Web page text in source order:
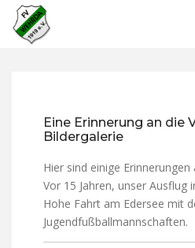
Eine Erinnerung an die
Bildergalerie
Hier sind einige
Vor 15 Jahren, unser Ausflug
Hohe Fahrt am Edersee mit
Jugendfußballmannschaften.